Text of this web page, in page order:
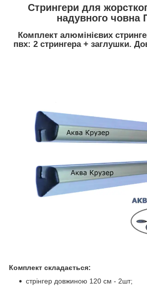
Стрингери для
надувного човна
Комплект алюмінієвих
пвх: 2 стрингера + заглушки.
Комплект складається:
стрінгер довжиною 120 см - 2шт;